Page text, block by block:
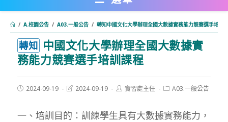
/ A.校園公告 / A03.一般公告 / 轉知中國文化大學辦理全國大數據實務能力競賽選手培訓
轉知 中國文化大學辦理全國大數據實
務能力競賽選手培訓課程
Post2024-09-19
Post2024-09-19
Post實習處主任
PostA03.一般公告
一、培訓目的：訓練學生具有大數據實務能力，